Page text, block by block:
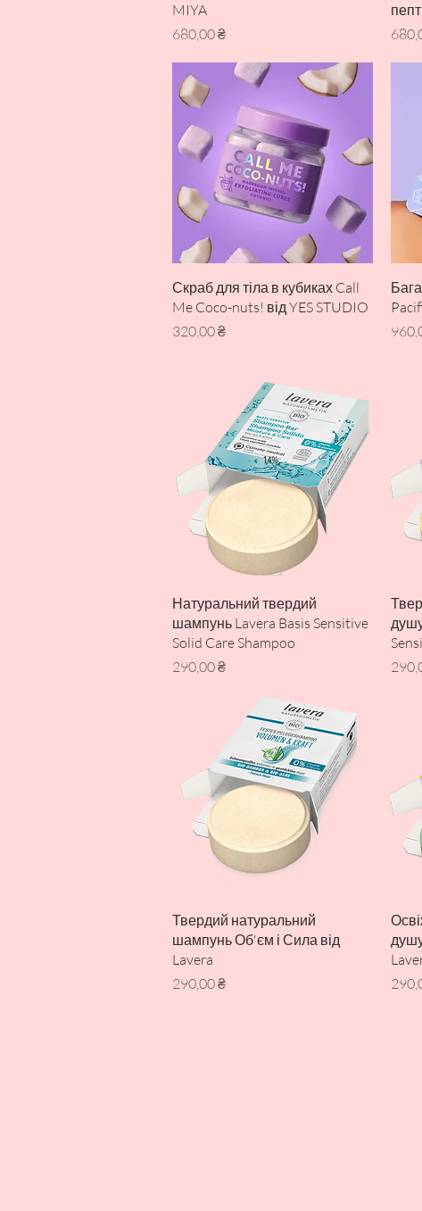
MIYA
Ціна
680,00 ₴
Ціна
Швидкий перегляд
Скраб для тіла в кубиках Call
Me Coco-nuts! від YES STUDIO
Ціна
320,00 ₴
Ціна
Швидкий перегляд
Натуральний твердий
шампунь Lavera Basis Sensitive
Solid Care Shampoo
Ціна
290,00 ₴
Ціна
Швидкий перегляд
Твердий натуральний
шампунь Об'єм і Сила від
Lavera
Ціна
290,00 ₴
Ціна